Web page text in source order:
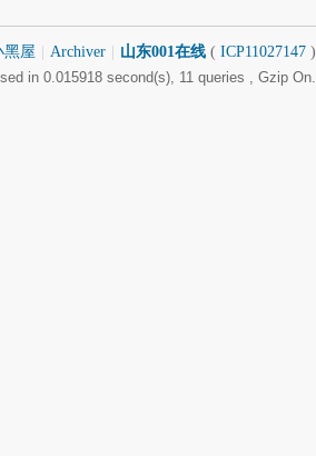
黑屋 Archiver 山东001在线 ( ICP11027147 )
in 0.015918 second(s), 11 queries , Gzip On.